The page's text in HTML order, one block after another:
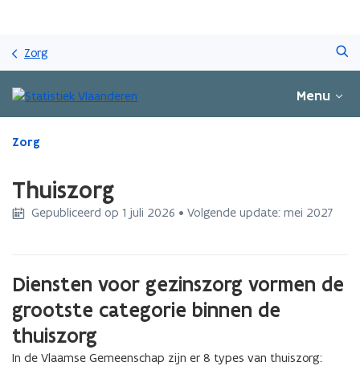
gaan
Zorg
Menu
Gedaan
bevindt
Zorg
Thuiszorg
Gepubliceerd op 1 juli 2026 • Volgende update: mei 2027
Diensten voor gezinszorg vormen de
grootste categorie binnen de
thuiszorg
In de Vlaamse Gemeenschap zijn er 8 types van thuiszorg: